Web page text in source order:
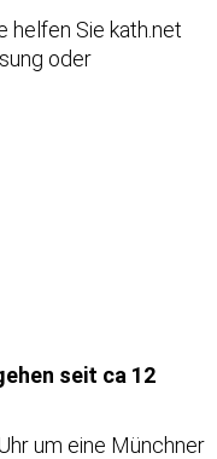
helfen Sie kath.net
oder
seit ca 12
um eine Münchner